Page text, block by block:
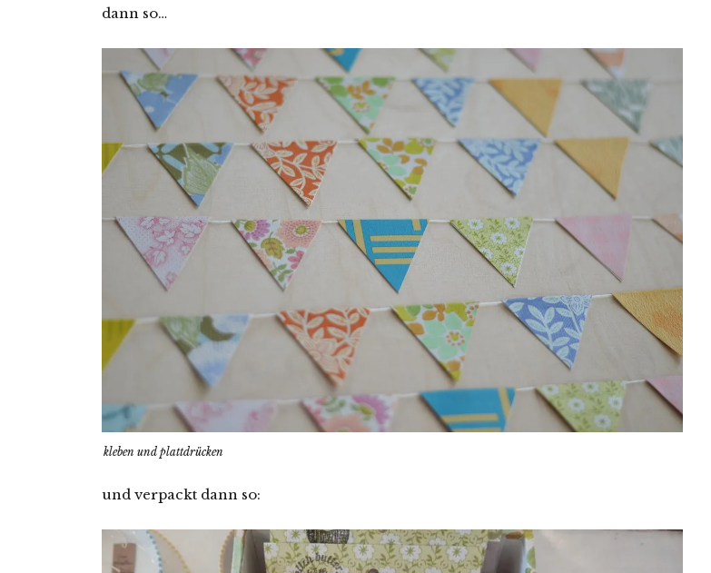
dann so…
kleben und plattdrücken
und verpackt dann so: